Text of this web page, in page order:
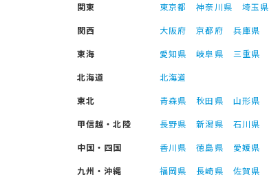
関東 東京都 神奈川県 埼玉県
関西
大阪府 京都府 兵庫県
東海
愛知県 岐阜県 三重県
北海道
北海道
東北
青森県 秋田県 山形県
甲信越・北陸
長野県 新潟県 石川県
中国・四国
香川県 徳島県 愛媛県
九州・沖縄
福岡県 長崎県 佐賀県